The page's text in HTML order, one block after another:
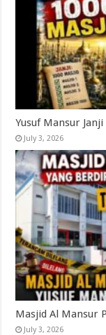
Yusuf Mansur
July 3, 2026
Masjid Al Mansur
July 3, 2026